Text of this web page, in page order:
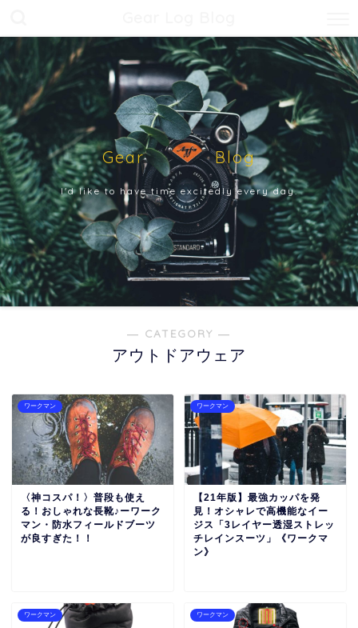
Gear Blog
I'd like to have time excitedly every day.
― CATEGORY ―
アウトドアウェア
ワークマン
〈神コスパ！〉普段も使え
る！おしゃれな長靴♪ーワーク
マン・防水フィールドブーツ
が良すぎた！！
ワークマン
【21年版】最強カッパを発
見！オシャレで高機能なイー
ジス「3レイヤー透湿ストレッ
チレインスーツ」《ワークマ
ン》
ワークマン ワークマン